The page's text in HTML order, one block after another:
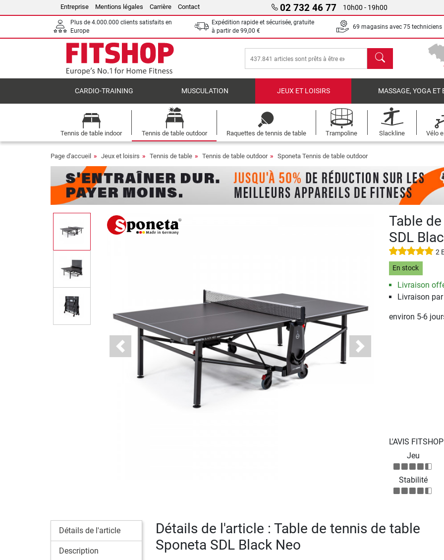
Entreprise Mentions légales Carrière Contact 02 732 46 77 10h00 - 19h00
Plus de 4.000.000 clients satisfaits en
Europe
Expédition rapide et sécurisée, gratuite
à partir de 99,00 €
69 magasins avec 75 techniciens
chercher
CARDIO-TRAINING MUSCULATION JEUX ET LOISIRS MASSAGE, YOGA ET
Tennis de table indoor Tennis de table outdoor Raquettes de tennis de table Trampoline Slackline Vélo
Page d'accueil Jeux et loisirs Tennis de table Tennis de table outdoor Sponeta Tennis de table outdoor
Previous Next
Table
SDL
2
En stock
Livraison
Livraison
environ 5-6
L'AVIS
Jeu
Stabilité
Détails de l'article
Description
Détails de l'article : Table de tennis de table
Sponeta SDL Black Neo